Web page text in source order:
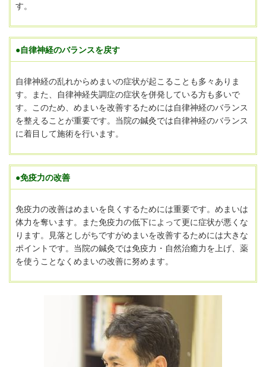
す。
●自律神経のバランスを戻す
自律神経の乱れからめまいの症状が起こることも多々ありま
す。また、自律神経失調症の症状を併発している方も多いで
す。このため、めまいを改善するためには自律神経のバランス
を整えることが重要です。 当院の鍼灸では自律神経のバランス
に着目して施術を行います。
●免疫力の改善
免疫力の改善はめまいを良くするためには重要です。めまいは
体力を奪います。また免疫力の低下によって更に症状が悪くな
ります。見落としがちですがめまいを改善するためには大きな
ポイントです。 当院の鍼灸では免疫力・自然治癒力を上げ、薬
を使うことなくめまいの改善に努めます。